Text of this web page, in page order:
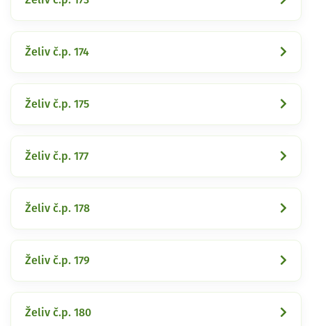
Želiv č.p. 174
Želiv č.p. 175
Želiv č.p. 177
Želiv č.p. 178
Želiv č.p. 179
Želiv č.p. 180